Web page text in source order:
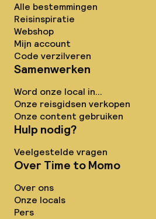
Alle bestemmingen
Reisinspiratie
Webshop
Mijn account
Code verzilveren
Samenwerken
Word onze local in...
Onze reisgidsen verkopen
Onze content gebruiken
Hulp nodig?
Veelgestelde vragen
Over Time to Momo
Over ons
Onze locals
Pers